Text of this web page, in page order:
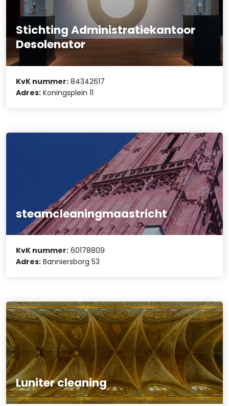
Stichting Administratiekantoor
Desolenator
KvK nummer: 84342617
Adres: Koningsplein 11
steamcleaningmaastricht
KvK nummer: 60178809
Adres: Banniersborg 53
Luniter cleaning